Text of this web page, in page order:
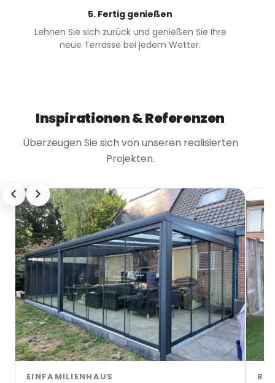
5. Fertig genießen
Lehnen Sie sich zurück und genießen Sie Ihre
neue Terrasse bei jedem Wetter.
Inspirationen & Referenzen
Überzeugen Sie sich von unseren realisierten
Projekten.
EINFAMILIENHAUS